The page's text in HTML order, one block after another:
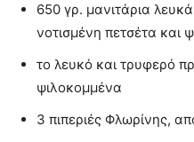
650 γρ. μανιτάρια
νοτισμένη πετσέτα και
το λευκό και τρυφερό
ψιλοκομμένα
3 πιπεριές Φλωρίνης,